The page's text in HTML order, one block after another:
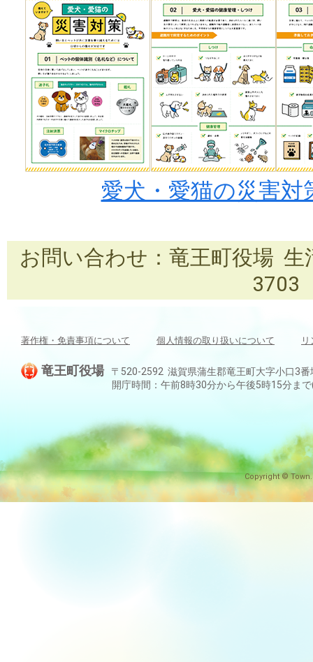
愛犬・愛猫の災害対
お問い合わせ：竜王町役場 生
3703
著作権・免責事項について 個人情報の取り扱いについて
竜王町役場
〒520-2592 滋賀県蒲生郡竜王町大字小口3
開庁時間：午前8時30分から午後5時15分ま
Copyright ©